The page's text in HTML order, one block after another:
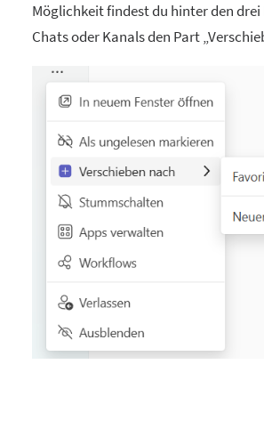
Möglichkeit findest du hinter den drei
Chats oder Kanals den Part